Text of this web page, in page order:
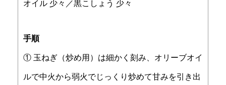
オイル 少々／黒こしょう 少々
手順
① 玉ねぎ（炒め用）は細かく刻み、オリーブオイ
ルで中火から弱火でじっくり炒めて甘みを引き出